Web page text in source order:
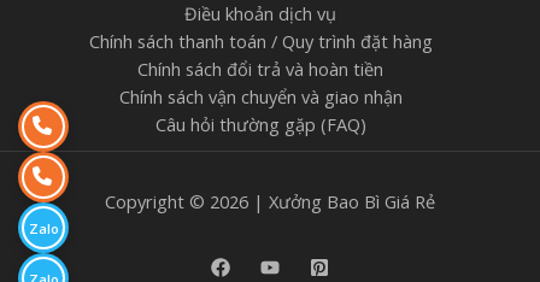
Điều khoản dịch vụ
Chính sách thanh toán / Quy trình đặt hàng
Chính sách đổi trả và hoàn tiền
Chính sách vận chuyển và giao nhận
Câu hỏi thường gặp (FAQ)
Copyright © 2026 | Xưởng Bao Bì Giá Rẻ
Zalo
Zalo